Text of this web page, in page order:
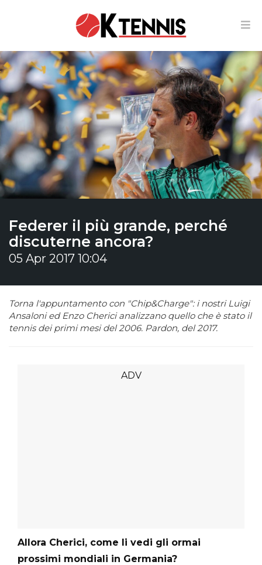
Federer il più grande, perché
discuterne ancora?
05 Apr 2017 10:04
Torna l'appuntamento con "Chip&Charge": i nostri Luigi
Ansaloni ed Enzo Cherici analizzano quello che è stato il
tennis dei primi mesi del 2006. Pardon, del 2017.
Allora Cherici, come li vedi gli ormai
prossimi mondiali in Germania?